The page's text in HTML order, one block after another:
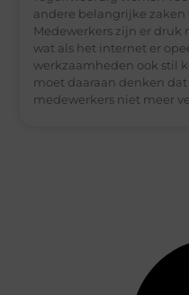
andere belangrijke zaken
Medewerkers zijn er druk
wat als het internet er
werkzaamheden ook stil
moet daaraan denken
medewerkers niet meer